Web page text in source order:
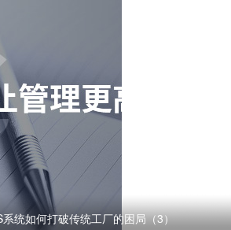
统如何打破传统工厂的困局（3）